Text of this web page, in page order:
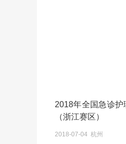
2018年全国急诊
（浙江赛区）
2018-07-04 杭州